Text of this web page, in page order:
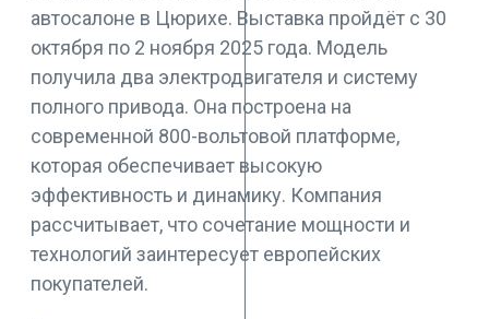
автосалоне в Цюрихе. Выставка пройдёт с 30
октября по 2 ноября 2025 года. Модель
получила два электродвигателя и систему
полного привода. Она построена на
современной 800-вольтовой платформе,
которая обеспечивает высокую
эффективность и динамику. Компания
рассчитывает, что сочетание мощности и
технологий заинтересует европейских
покупателей.